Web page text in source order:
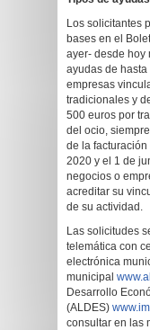
Los solicitantes
bases en el
ayer- desde hoy
ayudas de
empresas
tradicionales y
500 euros por
del ocio,
de la
2020 y el 1 de
negocios o
acreditar su
de su actividad.
Las solicitudes
telemática con
electrónica
municipal
Desarrollo
(ALDES)
consultar en las